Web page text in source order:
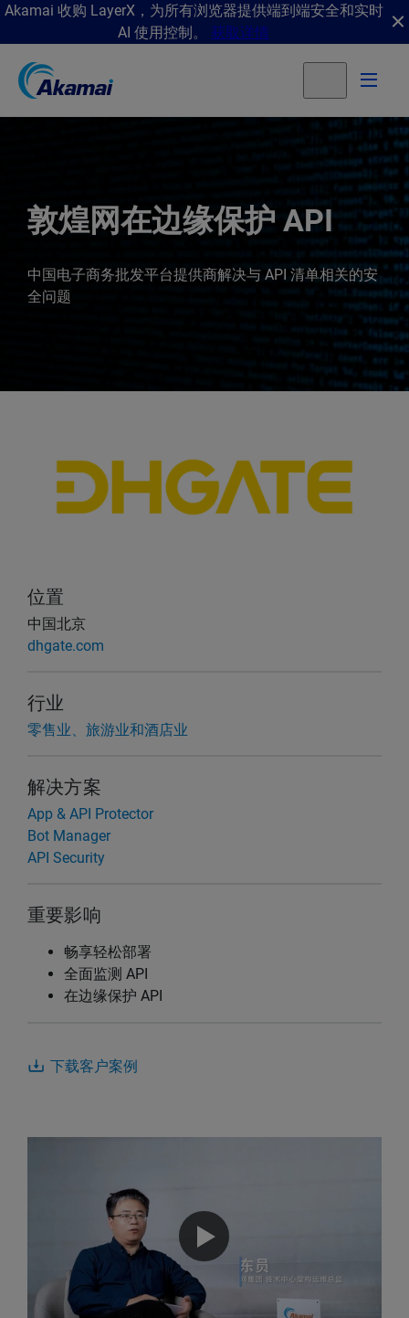
Akamai 收购 LayerX，为所有浏览器提供端到端安全和实时
AI 使用控制。 获取详情
敦煌网在边缘保护 API
中国电子商务批发平台提供商解决与 API 清单相关的安
全问题
位置
中国北京
dhgate.com
行业
零售业、旅游业和酒店业
解决方案
App & API Protector
Bot Manager
API Security
重要影响
畅享轻松部署
全面监测 API
在边缘保护 API
下载客户案例